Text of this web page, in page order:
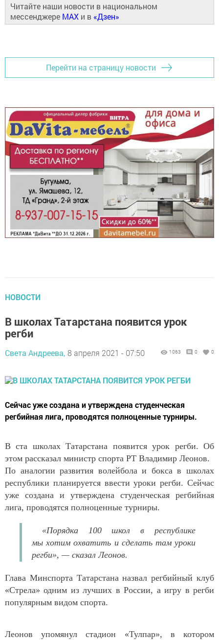
Читайте наши новости в национальном
мессенджере MAX и в «Дзен»
Перейти на страницу новости
НОВОСТИ
В школах Татарстана появится урок
регби
Света Андреева, 8 апреля 2021 - 07:50 1063 0 0
Сейчас уже создана и утверждена студенческая
регбийная лига, проводятся полноценные турниры.
В ста школах Татарстана появится урок регби. Об
этом рассказал министр спорта РТ Владимир Леонов.
По аналогии развития волейбола и бокса в школах
республики планируется ввести уроки регби. Сейчас
уже создана и утверждена студенческая регбийная
лига, проводятся полноценные турниры.
«Порядка 100 школ в республике
мы хотим охватить и сделать там уроки
регби», — сказал Леонов.
Глава Минспорта Татарстана назвал регбийный клуб
«Стрела» одним из лучших в России, а игру в регби
популярным видом спорта.
Леонов упомянул стадион «Тулпар», в котором